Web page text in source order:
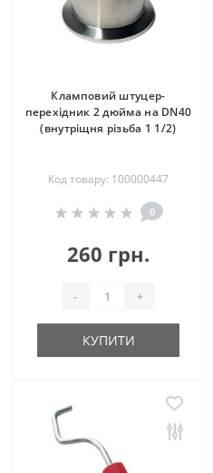
Кламповий штуцер-
перехідник 2 дюйма на DN40
(внутріщня різьба 1 1/2)
Код товару: 100000447
0
260 грн.
- +
КУПИТИ